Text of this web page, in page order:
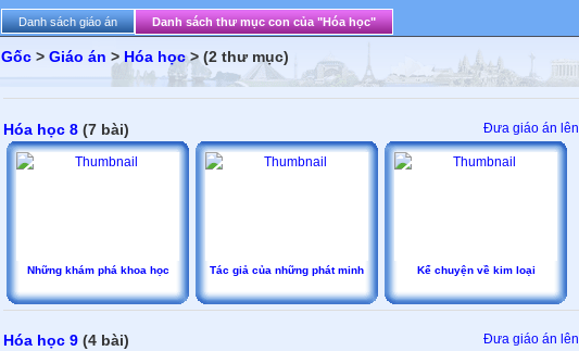
Danh sách giáo án Danh sách thư mục con của "Hóa học"
Gốc > Giáo án > Hóa học > (2 thư mục)
Đưa giáo án lên
Hóa học 8 (7 bài)
Những khám phá khoa học Tác giả của những phát minh Kể chuyện về kim loại
Đưa giáo án lên
Hóa học 9 (4 bài)